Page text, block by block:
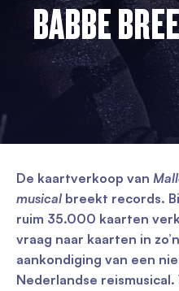
BABBE
De kaartverkoop van
musical breekt records.
ruim 35.000 kaarten
vraag naar kaarten in
aankondiging van een
Nederlandse